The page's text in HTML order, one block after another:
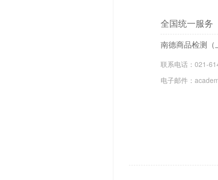
全国统一服务
南德商品检测
联系电话： 021-
电子邮件：